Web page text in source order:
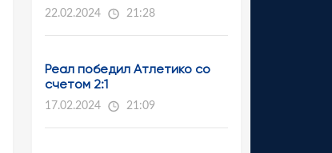
22.02.2024 21:28
Реал победил Атлетико со
счетом 2:1
17.02.2024 21:09